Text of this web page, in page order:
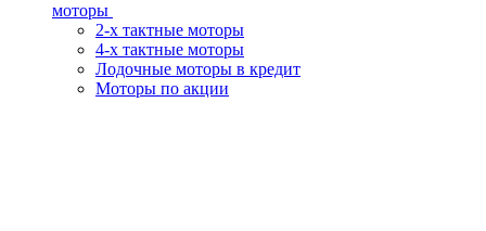
моторы
2-х тактные моторы
4-х тактные моторы
Лодочные моторы в кредит
Моторы по акции